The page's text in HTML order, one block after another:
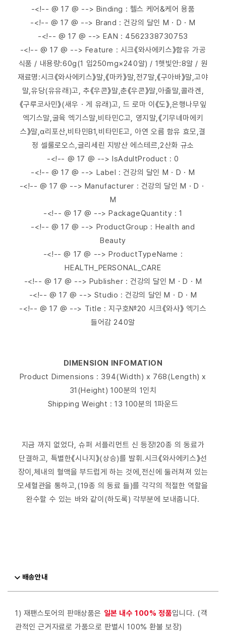
-<!-- @ 17 @ --> Binding : 헬스 케어&케어 용품
-<!-- @ 17 @ --> Brand : 건강의 달인 M・D・M
-<!-- @ 17 @ --> EAN : 4562338730753
-<!-- @ 17 @ --> Feature : 시크《와사에키스》함유 가공
식품 / 내용량:60g(1 입250mg×240알) / 1햇빛안:8알 / 원
재료명:시크《와사에키스》말,《마카》말,전7말,《구아바》말,고야
말,유당(유유래)고, 추《우콘》말,춘《우콘》말,아출말,콜라겐,
《구루코사민》(새우・게 유래)고, 드 로마 이《도》,은행나무잎
엑기스말,굴육 엑기스말,비타민C고, 영지말,《기무네마에키
스》말,α리포산,비타민B1,비타민E고, 아연 오름 함유 효모,결
정 셀룰로오스,글리세린 지방산 에스테르,2산화 규소
-<!-- @ 17 @ --> IsAdultProduct : 0
-<!-- @ 17 @ --> Label : 건강의 달인 M・D・M
-<!-- @ 17 @ --> Manufacturer : 건강의 달인 M・D・
M
-<!-- @ 17 @ --> PackageQuantity : 1
-<!-- @ 17 @ --> ProductGroup : Health and
Beauty
-<!-- @ 17 @ --> ProductTypeName :
HEALTH_PERSONAL_CARE
-<!-- @ 17 @ --> Publisher : 건강의 달인 M・D・M
-<!-- @ 17 @ --> Studio : 건강의 달인 M・D・M
-<!-- @ 17 @ --> Title : 지구호№20 시크《와사》 엑기스
들어감 240알
DIMENSION INFOMATION
Product Dimensions : 394(Width) x 768(Length) x
31(Height) 100분의 1인치
Shipping Weight : 13 100분의 1파운드
지금 까지 없었다, 슈퍼 서플리먼트 신 등장!20종 의 동료가
단결하고, 특별한《시나지》(상승)를 발휘.시크《와사에키스》선
장이,체내의 혈액을 부드럽게 하는 것에,전신에 둘러쳐져 있는
모세혈관을 통하고,(19종 의 동료 들)를 각각의 적절한 역할을
완수할 수 있는 바와 같이(하도록) 각부분에 보내줍니다.
배송안내
1) 재팬스토어의 판매상품은 일본 내수 100% 정품입니다. (객
관적인 근거자료로 가품으로 판별시 100% 환불 보장)